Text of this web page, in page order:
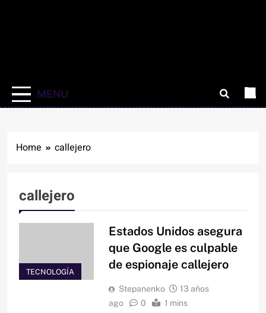
MENU
Home callejero
callejero
TECNOLOGÍA
Estados Unidos asegura
que Google es culpable
de espionaje callejero
Stepanenko
13 años
ago
0 1 mins